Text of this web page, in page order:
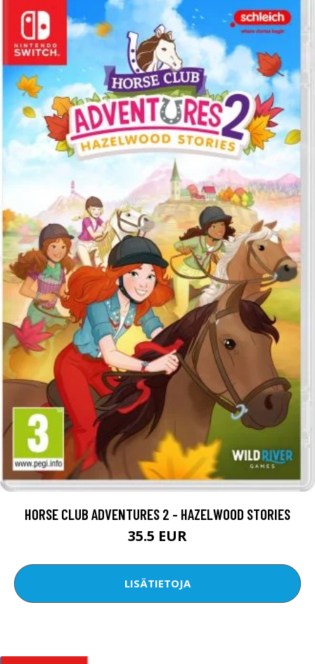
HORSE CLUB ADVENTURES 2 - HAZELWOOD STORIES
35.5 EUR
LISÄTIETOJA